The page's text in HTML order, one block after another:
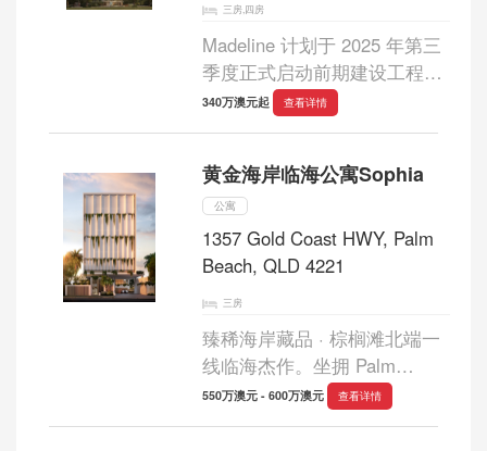
三房,四房
Madeline 计划于 2025 年第三
季度正式启动前期建设工程，
为早期购房者提供切实可靠的
交付保障与信心。这份难得的
法复制的尊贵与稀缺。
Madeline 共规划 5...
340万澳元起 查看详情
黄金海岸临海公寓Sophia
公寓
1357 Gold Coast HWY, Palm
Beach, QLD 4221
三房
臻稀海岸藏品 · 棕榈滩北端一
线临海杰作。坐拥 Palm
Beach 北端极为稀缺的正面海
550万澳元 - 600万澳元 查看详情